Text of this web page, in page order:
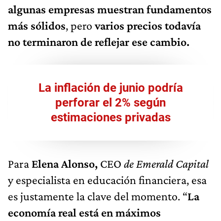
algunas empresas muestran fundamentos
más sólidos, perovarios precios todavía
no terminaron de reflejar ese cambio.
La inflación de junio podría
perforar el 2% según
estimaciones privadas
Para Elena Alonso, CEO de Emerald Capital
y especialista en educación financiera, esa
es justamente la clave del momento. “La
economía real está en máximos